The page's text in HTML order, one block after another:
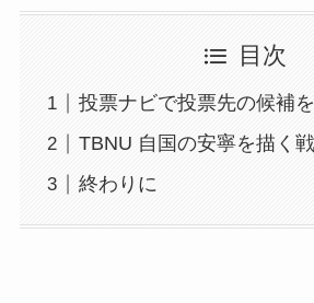
目次
投票ナビで投票先の候補
TBNU 自国の安寧を描く
終わりに